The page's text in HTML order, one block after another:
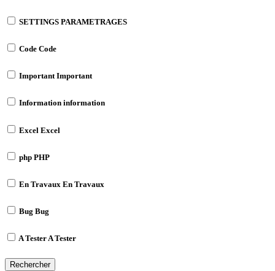
SETTINGS PARAMETRAGES
Code Code
ImportantImportant
Information information
Excel Excel
php PHP
En Travaux En Travaux
Bug Bug
A TesterA Tester
Rechercher